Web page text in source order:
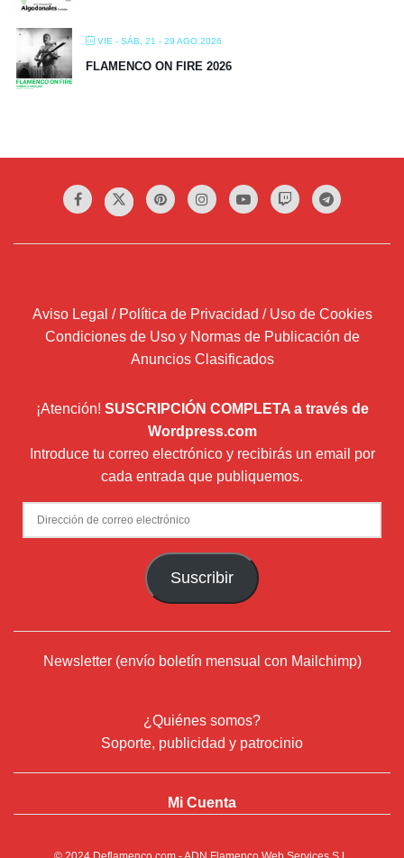
VIE - SÁB, 21 - 29 AGO 2026
FLAMENCO ON FIRE 2026
Aviso Legal / Política de Privacidad / Uso de Cookies
Condiciones de Uso y Normas de Publicación de
Anuncios Clasificados
¡Atención! SUSCRIPCIÓN COMPLETA a través de
Wordpress.com
Introduce tu correo electrónico y recibirás un email por
cada entrada que publiquemos.
Dirección
de
Suscribir
Newsletter (envío boletín mensual con Mailchimp)
¿Quiénes somos?
Soporte, publicidad y patrocinio
Mi Cuenta